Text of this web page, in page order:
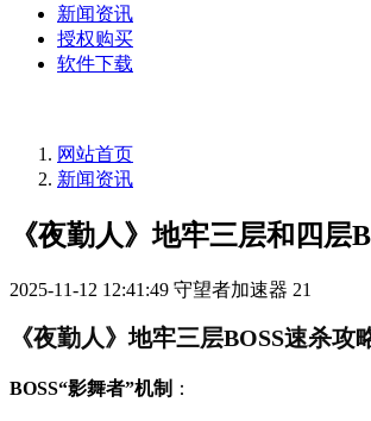
新闻资讯
授权购买
软件下载
网站首页
新闻资讯
《夜勤人》地牢三层和四层
2025-11-12 12:41:49 守望者加速器 21
《夜勤人》地牢三层BOSS速杀攻
BOSS“影舞者”机制 ：